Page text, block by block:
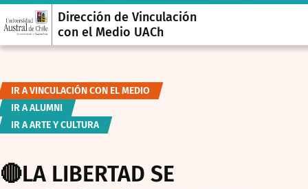
Dirección de Vinculación
con el Medio UACh
IR A VINCULACIÓN CON EL MEDIO
IR A ALUMNI
IR A ARTE Y CULTURA
🔴LA LIBERTAD SE